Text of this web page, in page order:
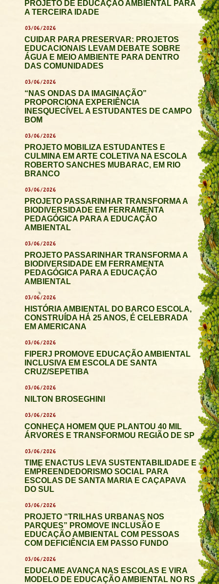
PROJETO DE EDUCAÇÃO AMBIENTAL PARA
A TERCEIRA IDADE
03/06/2026
CUIDAR PARA PRESERVAR: PROJETOS
EDUCACIONAIS LEVAM DEBATE SOBRE
ÁGUA E MEIO AMBIENTE PARA DENTRO
DAS COMUNIDADES
03/06/2026
“NAS ONDAS DA IMAGINAÇÃO”
PROPORCIONA EXPERIÊNCIA
INESQUECÍVEL A ESTUDANTES DE CAMPO
BOM
03/06/2026
PROJETO MOBILIZA ESTUDANTES E
CULMINA EM ARTE COLETIVA NA ESCOLA
ROBERTO SANCHES MUBARAC, EM RIO
BRANCO
03/06/2026
PROJETO PASSARINHAR TRANSFORMA A
BIODIVERSIDADE EM FERRAMENTA
PEDAGÓGICA PARA A EDUCAÇÃO
AMBIENTAL
03/06/2026
PROJETO PASSARINHAR TRANSFORMA A
BIODIVERSIDADE EM FERRAMENTA
PEDAGÓGICA PARA A EDUCAÇÃO
AMBIENTAL
03/06/2026
HISTÓRIA AMBIENTAL DO BARCO ESCOLA,
CONSTRUÍDA HÁ 25 ANOS, É CELEBRADA
EM AMERICANA
03/06/2026
FIPERJ PROMOVE EDUCAÇÃO AMBIENTAL
INCLUSIVA EM ESCOLA DE SANTA
CRUZ/SEPETIBA
03/06/2026
NILTON BROSEGHINI
03/06/2026
CONHEÇA HOMEM QUE PLANTOU 40 MIL
ÁRVORES E TRANSFORMOU REGIÃO DE SP
03/06/2026
TIME ENACTUS LEVA SUSTENTABILIDADE E
EMPREENDEDORISMO SOCIAL PARA
ESCOLAS DE SANTA MARIA E CAÇAPAVA
DO SUL
03/06/2026
PROJETO “TRILHAS URBANAS NOS
PARQUES” PROMOVE INCLUSÃO E
EDUCAÇÃO AMBIENTAL COM PESSOAS
COM DEFICIÊNCIA EM PASSO FUNDO
03/06/2026
EDUCAME AVANÇA NAS ESCOLAS E VIRA
MODELO DE EDUCAÇÃO AMBIENTAL NO RS